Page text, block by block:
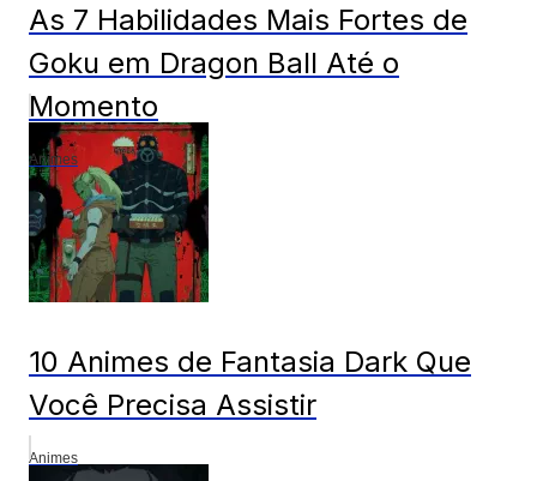
As 7 Habilidades Mais Fortes de
Goku em Dragon Ball Até o
Momento
Animes
10 Animes de Fantasia Dark Que
Você Precisa Assistir
Animes